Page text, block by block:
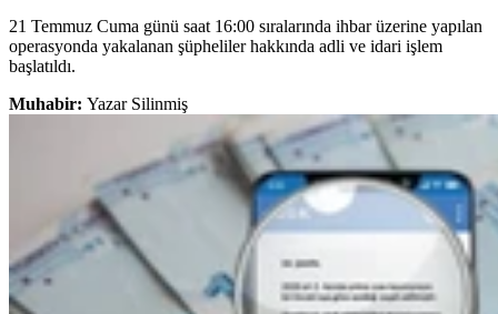
21 Temmuz Cuma günü saat 16:00 sıralarında ihbar üzerine yapılan
operasyonda yakalanan şüpheliler hakkında adli ve idari işlem
başlatıldı.
Muhabir: Yazar Silinmiş